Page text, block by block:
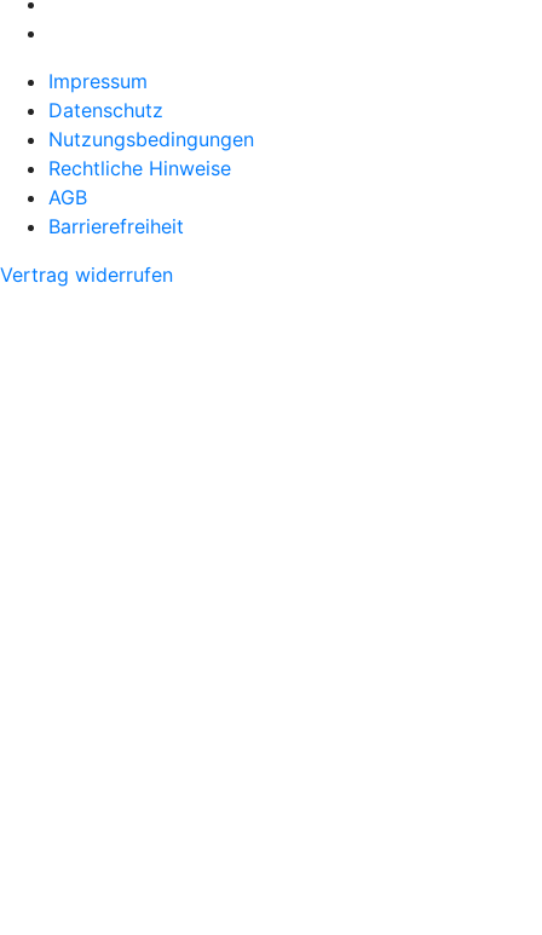
Impressum
Datenschutz
Nutzungsbedingungen
Rechtliche Hinweise
AGB
Barrierefreiheit
Vertrag widerrufen